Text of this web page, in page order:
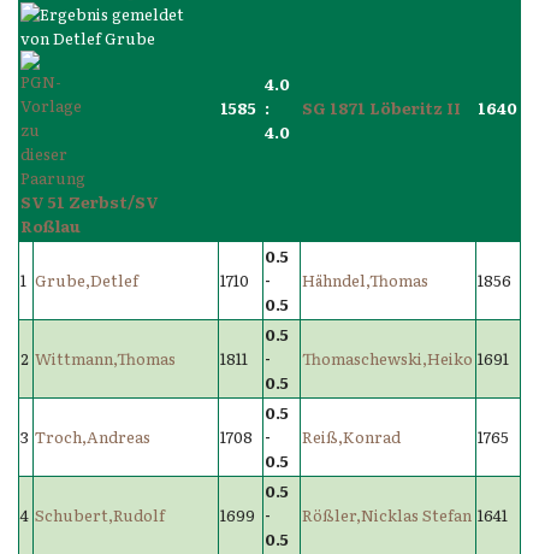
SV 51 Zerbst/SV
Roßlau
1585
4.0
:
4.0
SG 1871 Löberitz II 1640
1 Grube,Detlef 1710
0.5
-
0.5
Hähndel,Thomas 1856
2 Wittmann,Thomas 1811
0.5
-
0.5
Thomaschewski,Heiko 1691
3 Troch,Andreas 1708
0.5
-
0.5
Reiß,Konrad 1765
4 Schubert,Rudolf 1699
0.5
-
0.5
Rößler,Nicklas Stefan 1641